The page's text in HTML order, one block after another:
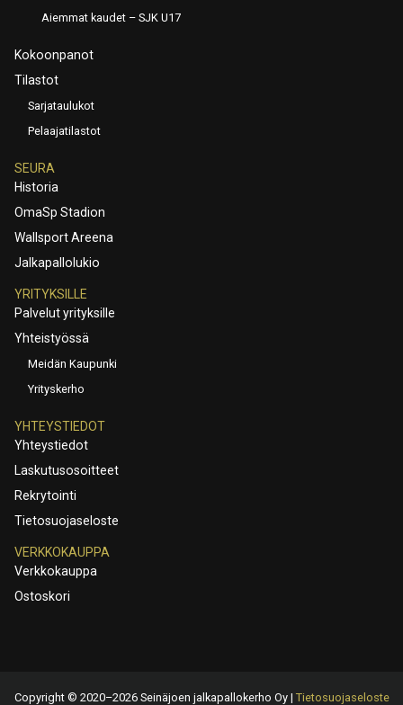
Aiemmat kaudet – SJK U17
Kokoonpanot
Tilastot
Sarjataulukot
Pelaajatilastot
SEURA
Historia
OmaSp Stadion
Wallsport Areena
Jalkapallolukio
YRITYKSILLE
Palvelut yrityksille
Yhteistyössä
Meidän Kaupunki
Yrityskerho
YHTEYSTIEDOT
Yhteystiedot
Laskutusosoitteet
Rekrytointi
Tietosuojaseloste
VERKKOKAUPPA
Verkkokauppa
Ostoskori
Copyright © 2020–2026 Seinäjoen jalkapallokerho Oy | Tietosuojaseloste